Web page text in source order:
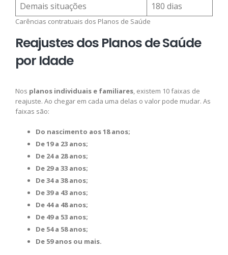
Demais situações 180 dias
Carências contratuais dos Planos de Saúde
Reajustes dos Planos de Saúde
por Idade
Nos planos individuais e familiares, existem 10 faixas de
reajuste. Ao chegar em cada uma delas o valor pode mudar. As
faixas são:
Do nascimento aos 18 anos;
De 19 a 23 anos;
De 24 a 28 anos;
De 29 a 33 anos;
De 34 a 38 anos;
De 39 a 43 anos;
De 44 a 48 anos;
De 49 a 53 anos;
De 54 a 58 anos;
De 59 anos ou mais.